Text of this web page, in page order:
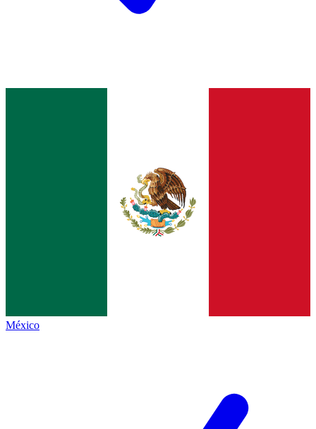
México